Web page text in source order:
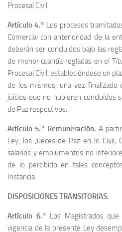
Procesal Civil.
Artículo 4.° Los procesos
Comercial con anterioridad de la
deberán ser concluidos bajo las
de menor cuantía regladas en el
Procesal Civil, estableciéndose un
de los mismos, una vez finalizado
juicios que no hubieren concluidos
de Paz respectivos.
Artículo 5.° Remuneración. A
Ley, los Jueces de Paz en lo Civil,
salarios y emolumentos no
de lo percibido en tales
Instancia.
DISPOSICIONES TRANSITORIAS.
Artículo 6.° Los Magistrados
vigencia de la presente Ley